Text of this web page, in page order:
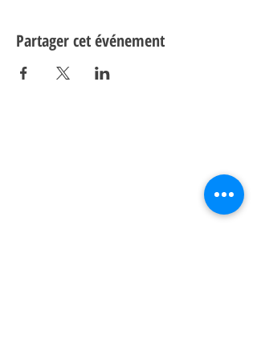
Partager cet événement